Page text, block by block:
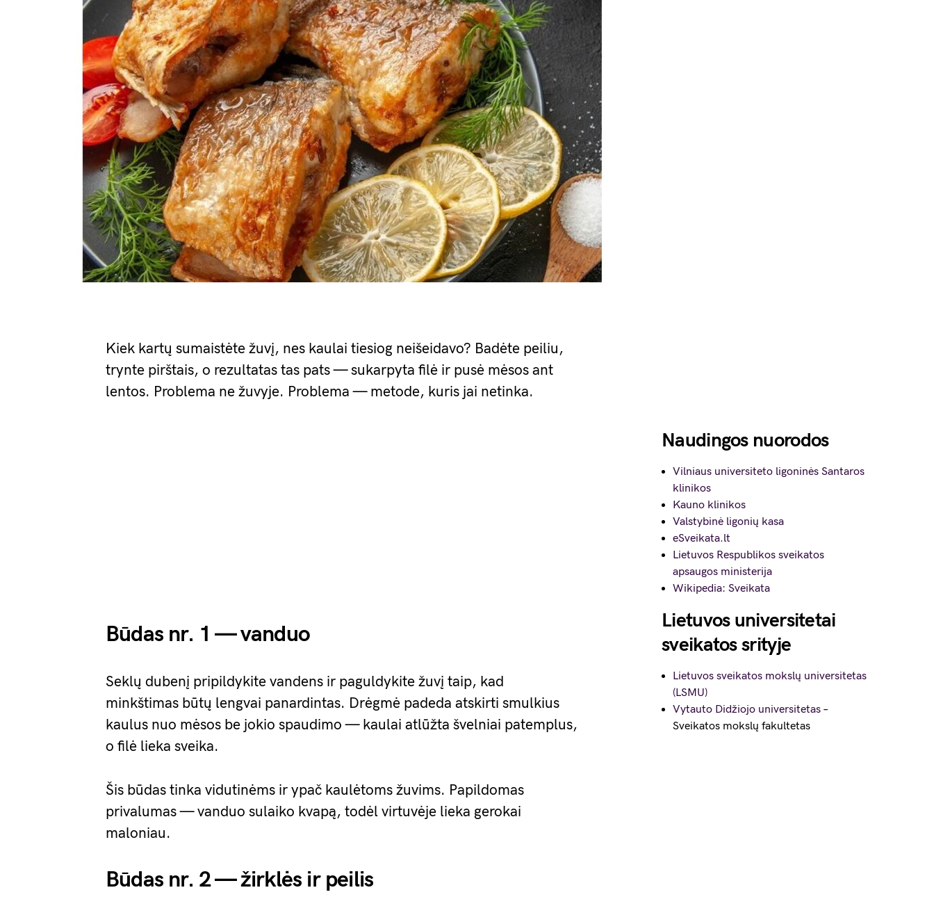
Kiek kartų sumaistėte žuvį, nes kaulai tiesiog neišeidavo? Badėte peiliu,
trynte pirštais, o rezultatas tas pats — sukarpyta filė ir pusė mėsos ant
lentos. Problema ne žuvyje. Problema — metode, kuris jai netinka.
Būdas nr. 1 — vanduo
Seklų dubenį pripildykite vandens ir paguldykite žuvį taip, kad
minkštimas būtų lengvai panardintas. Drėgmė padeda atskirti smulkius
kaulus nuo mėsos be jokio spaudimo — kaulai atlūžta švelniai patemplus,
o filė lieka sveika.
Šis būdas tinka vidutinėms ir ypač kaulėtoms žuvims. Papildomas
privalumas — vanduo sulaiko kvapą, todėl virtuvėje lieka gerokai
maloniau.
Būdas nr. 2 — žirklės ir peilis
Naudingos nuorodos
Vilniaus universiteto ligoninės Santaros
klinikos
Kauno klinikos
Valstybinė ligonių kasa
eSveikata.lt
Lietuvos Respublikos sveikatos
apsaugos ministerija
Wikipedia: Sveikata
Lietuvos universitetai
sveikatos srityje
Lietuvos sveikatos mokslų universitetas
(LSMU)
Vytauto Didžiojo universitetas –
Sveikatos mokslų fakultetas